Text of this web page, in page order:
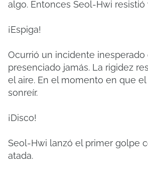
algo. Entonces Seol-Hwi resistió
¡Espiga!
Ocurrió un incidente inesperado
presenciado jamás. La rigidez
el aire. En el momento en que
sonreír.
¡Disco!
Seol-Hwi lanzó el primer golpe
atada.